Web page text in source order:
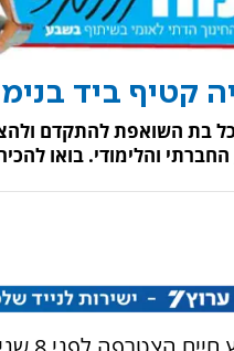
קטיף ביד
בת השואפת להתקדם
והלימודי. בואו